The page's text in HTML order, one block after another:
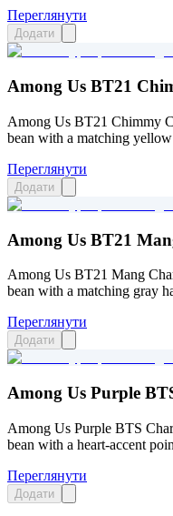
Переглянути
Додати
Among Us BT21
Among Us BT21 Chimmy
bean with a matching
Переглянути
Додати
Among Us BT21
Among Us BT21 Mang
bean with a matching gray
Переглянути
Додати
Among Us Purple
Among Us Purple BTS
bean with a heart-accent
Переглянути
Додати